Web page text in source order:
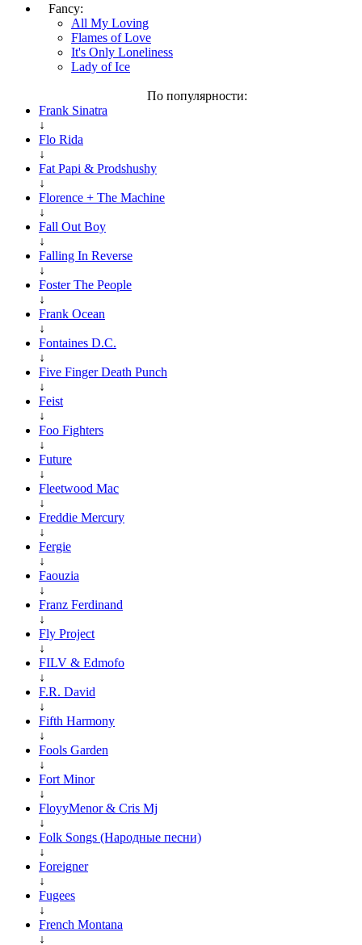
Fancy:
All My Loving
Flames of Love
It's Only Loneliness
Lady of Ice
По популярности:
Frank Sinatra
↓
Flo Rida
↓
Fat Papi & Prodshushy
↓
Florence + The Machine
↓
Fall Out Boy
↓
Falling In Reverse
↓
Foster The People
↓
Frank Ocean
↓
Fontaines D.C.
↓
Five Finger Death Punch
↓
Feist
↓
Foo Fighters
↓
Future
↓
Fleetwood Mac
↓
Freddie Mercury
↓
Fergie
↓
Faouzia
↓
Franz Ferdinand
↓
Fly Project
↓
FILV & Edmofo
↓
F.R. David
↓
Fifth Harmony
↓
Fools Garden
↓
Fort Minor
↓
FloyyMenor & Cris Mj
↓
Folk Songs (Народные песни)
↓
Foreigner
↓
Fugees
↓
French Montana
↓